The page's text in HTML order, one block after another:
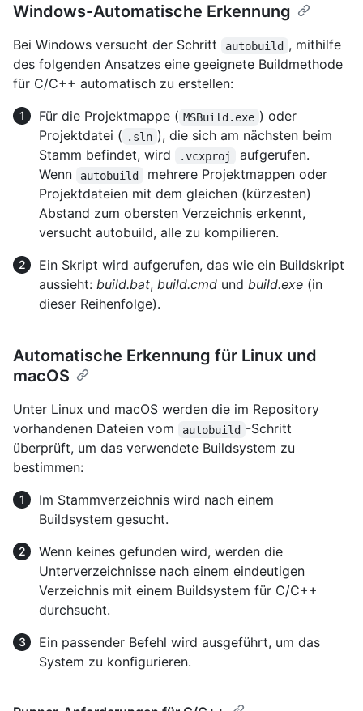
Windows-Automatische Erkennung
Bei Windows versucht der Schritt autobuild , mithilfe
des folgenden Ansatzes eine geeignete Buildmethode
für C/C++ automatisch zu erstellen:
Für die Projektmappe ( MSBuild.exe ) oder
Projektdatei ( .sln ), die sich am nächsten beim
Stamm befindet, wird
.vcxproj
aufgerufen.
Wenn
autobuild
mehrere Projektmappen oder
Projektdateien mit dem gleichen (kürzesten)
Abstand zum obersten Verzeichnis erkennt,
versucht autobuild, alle zu kompilieren.
Ein Skript wird aufgerufen, das wie ein Buildskript
aussieht: build.bat, build.cmd und build.exe (in
dieser Reihenfolge).
Automatische Erkennung für Linux und
macOS
Unter Linux und macOS werden die im Repository
vorhandenen Dateien vom
autobuild -Schritt
überprüft, um das verwendete Buildsystem zu
bestimmen:
Im Stammverzeichnis wird nach einem
Buildsystem gesucht.
Wenn keines gefunden wird, werden die
Unterverzeichnisse nach einem eindeutigen
Verzeichnis mit einem Buildsystem für C/C++
durchsucht.
Ein passender Befehl wird ausgeführt, um das
System zu konfigurieren.